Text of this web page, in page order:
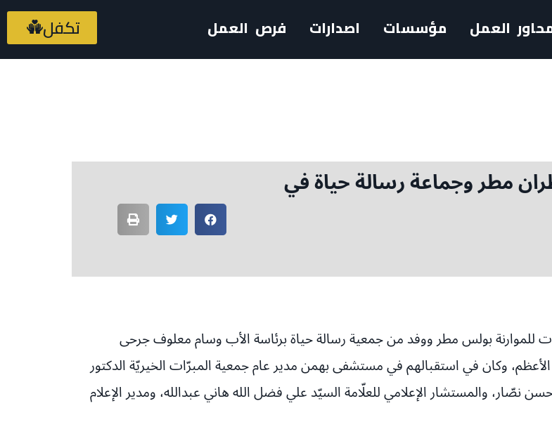
العمل مؤسسات اصدارات فرص العمل تكفل
مطر وجماعة رسالة حياة في
للموارنة بولس مطر ووفد من جمعية رسالة حياة برئاسة الأب وسام معلوف جرحى
وكان في استقبالهم في مستشفى بهمن مدير عام جمعية المبرّات الخيريّة الدكتور
والمستشار الإعلامي للعلّامة السيّد علي فضل الله هاني عبدالله، ومدير الإعلام